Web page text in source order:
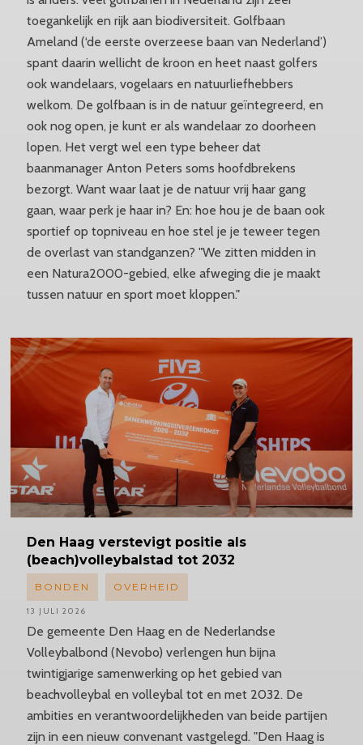
toegankelijk en rijk aan biodiversiteit. Golfbaan
Ameland (‘de eerste overzeese baan van Nederland’)
spant daarin wellicht de kroon en heet naast golfers
ook wandelaars, vogelaars en natuurliefhebbers
welkom. De golfbaan is in de natuur geïntegreerd, en
ook nog open, je kunt er als wandelaar zo doorheen
lopen. Het vergt wel een type beheer dat
baanmanager Anton Peters soms hoofdbrekens
bezorgt. Want waar laat je de natuur vrij haar gang
gaan, waar perk je haar in? En: hoe hou je de baan ook
sportief op topniveau en hoe stel je je teweer tegen
de overlast van standganzen? "We zitten midden in
een Natura2000-gebied, elke afweging die je maakt
tussen natuur en sport moet kloppen."
Den Haag verstevigt positie als
(beach)volleybalstad tot 2032
De gemeente Den Haag en de Nederlandse
Volleybalbond (Nevobo) verlengen hun bijna
twintigjarige samenwerking op het gebied van
beachvolleybal en volleybal tot en met 2032. De
ambities en verantwoordelijkheden van beide partijen
zijn in een nieuw convenant vastgelegd. "Den Haag is
BONDEN OVERHEID
13 JULI 2026